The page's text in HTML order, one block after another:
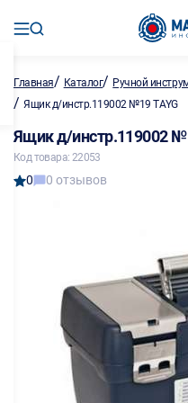
Главная/ Каталог/ Ручной
/ Ящик д/инстр.119002 №19 TAYG
Ящик д/инстр.119002
Код товара: 22053
0 0 отзывов